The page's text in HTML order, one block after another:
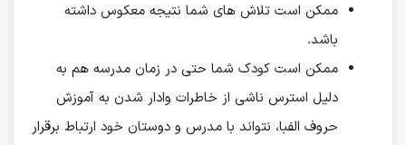
ممکن است تلاش های شما نتیجه معکوس داشته
باشد.
ممکن است کودک شما حتی در زمان مدرسه هم به
دلیل استرس ناشی از خاطرات وادار شدن به آموزش
حروف الفبا، نتواند با مدرس و دوستان خود ارتباط برقرار